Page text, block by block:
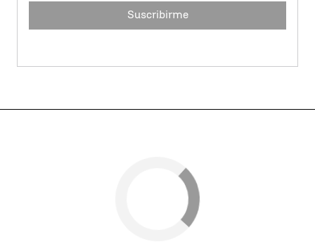
Suscribirme